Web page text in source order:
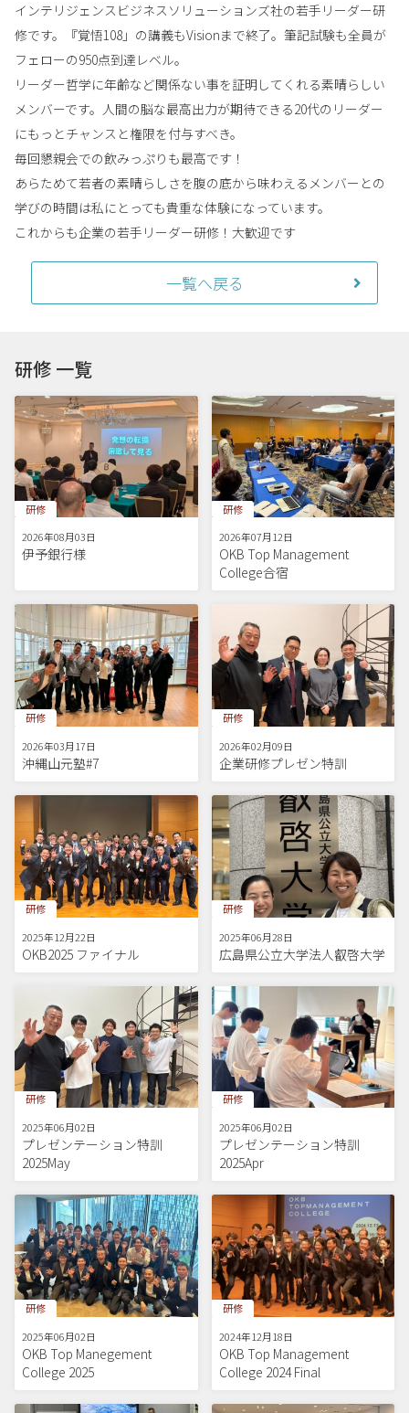
インテリジェンスビジネスソリューションズ社の若手リーダー研
修です。『覚悟108」の講義もVisionまで終了。筆記試験も全員が
フェローの950点到達レベル。
リーダー哲学に年齢など関係ない事を証明してくれる素晴らしい
メンバーです。人間の脳な最高出力が期待できる20代のリーダー
にもっとチャンスと権限を付与すべき。
毎回懇親会での飲みっぷりも最高です！
あらためて若者の素晴らしさを腹の底から味わえるメンバーとの
学びの時間は私にとっても貴重な体験になっています。
これからも企業の若手リーダー研修！大歓迎です
一覧へ戻る
研修 一覧
研修
2026年08月03日
伊予銀行様
研修
2026年07月12日
OKB Top Management
College合宿
研修
2026年03月17日
沖縄山元塾#7
研修
2026年02月09日
企業研修プレゼン特訓
研修
2025年12月22日
OKB2025 ファイナル
研修
2025年06月28日
広島県公立大学法人叡啓大学
研修
2025年06月02日
プレゼンテーション特訓
2025May
研修
2025年06月02日
プレゼンテーション特訓
2025Apr
研修
2025年06月02日
OKB Top Manegement
College 2025
研修
2024年12月18日
OKB Top Management
College 2024 Final